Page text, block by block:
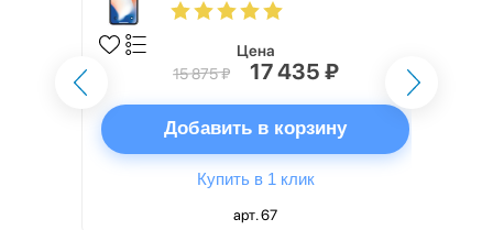
Цена
15 875 ₽
17 435 ₽
Добавить в корзину
Купить в 1 клик
арт. 67